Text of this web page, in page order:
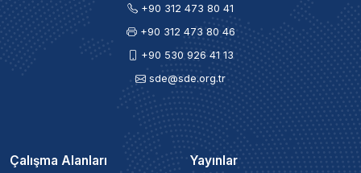
+90 312 473 80 41
+90 312 473 80 46
+90 530 926 41 13
sde@sde.org.tr
Çalışma Alanları Yayınlar